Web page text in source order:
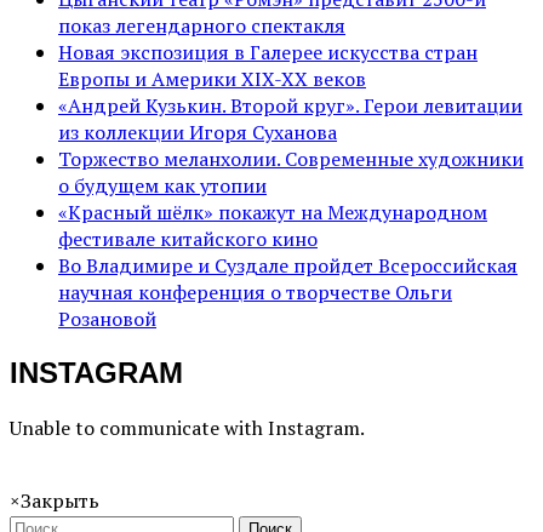
показ легендарного спектакля
Новая экспозиция в Галерее искусства стран
Европы и Америки XIX-XX веков
«Андрей Кузькин. Второй круг». Герои левитации
из коллекции Игоря Суханова
Торжество меланхолии. Современные художники
о будущем как утопии
«Красный шёлк» покажут на Международном
фестивале китайского кино
Во Владимире и Суздале пройдет Всероссийская
научная конференция о творчестве Ольги
Розановой
INSTAGRAM
Unable to communicate with Instagram.
×Закрыть